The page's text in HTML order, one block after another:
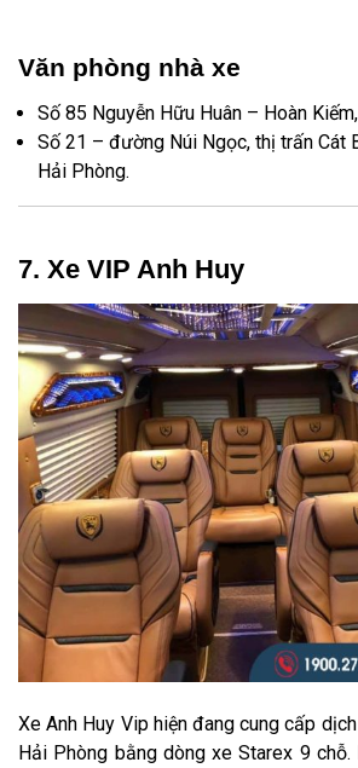
Văn phòng nhà xe
Số 85 Nguyễn Hữu Huân – Hoàn
Số 21 – đường Núi Ngọc, thị trấn Cát
Hải Phòng.
7. Xe VIP Anh Huy
Xe Anh Huy Vip hiện đang cung cấp
Hải Phòng bằng dòng xe Starex 9